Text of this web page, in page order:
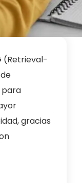
(Retrieval-
para
gracias